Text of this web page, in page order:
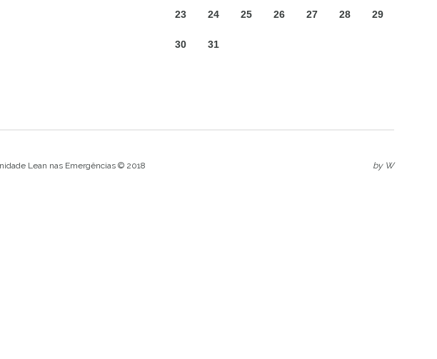
23 24 25 26 27 28 29
30 31
Lean nas Emergências © 2018 by W